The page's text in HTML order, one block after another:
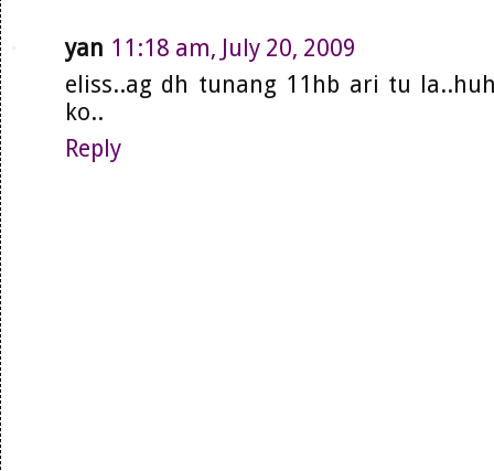
yan 11:18 am, July 20, 2009
eliss..ag dh tunang 11hb ari tu
ko..
Reply